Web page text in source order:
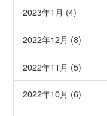
2023年1月 (4)
2022年12月 (8)
2022年11月 (5)
2022年10月 (6)